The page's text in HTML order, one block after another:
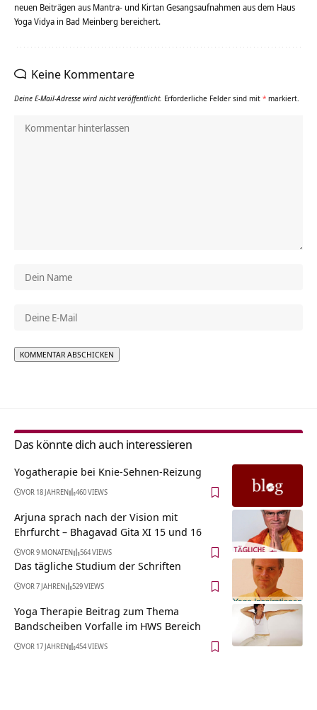
neuen Beiträgen aus Mantra- und Kirtan Gesangsaufnahmen aus dem Haus
Yoga Vidya in Bad Meinberg bereichert.
Keine Kommentare
Deine E-Mail-Adresse wird nicht veröffentlicht. Erforderliche Felder sind mit * markiert.
Das könnte dich auch interessieren
Yogatherapie bei Knie-Sehnen-Reizung
VOR 18 JAHREN 460 VIEWS
Arjuna sprach nach der Vision mit
Ehrfurcht – Bhagavad Gita XI 15 und 16
VOR 9 MONATEN 564 VIEWS
Das tägliche Studium der Schriften
VOR 7 JAHREN 529 VIEWS
Yoga Therapie Beitrag zum Thema
Bandscheiben Vorfalle im HWS Bereich
VOR 17 JAHREN 454 VIEWS